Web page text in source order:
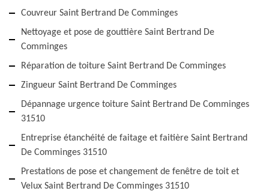
Couvreur Saint Bertrand De Comminges
Nettoyage et pose de gouttière Saint Bertrand De
Comminges
Réparation de toiture Saint Bertrand De Comminges
Zingueur Saint Bertrand De Comminges
Dépannage urgence toiture Saint Bertrand De Comminges
31510
Entreprise étanchéité de faitage et faitière Saint Bertrand
De Comminges 31510
Prestations de pose et changement de fenêtre de toit et
Velux Saint Bertrand De Comminges 31510